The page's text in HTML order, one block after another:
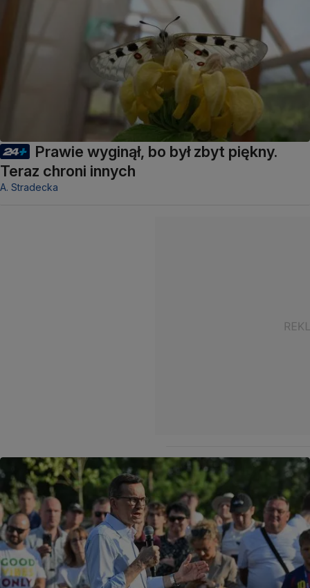
Prawie wyginął, bo był zbyt piękny.
Teraz chroni innych
A. Stradecka